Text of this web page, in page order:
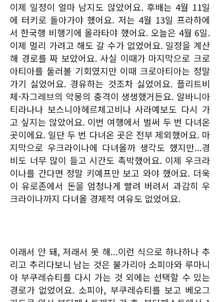
이제 일정이 얼마 남지도 않았어요. 후배는 4월 11일
에 터키로 돌아가야 했어요. 저는 4월 13일 프라하에
서 한국행 비행기에 올라타야 했어요. 오늘은 4월 6일.
이제 멀리 가려고 해도 갈 수가 없었어요. 일정을 계산
해 경로를 짜 보았어요. 사실 이때가 마지막으로 크로
아티아를 둘러볼 기회였지만 이때 크로아티아는 정말
가기 싫었어요. 경유하는 것조차 싫었어요. 플리트비
체-자그레브의 악몽의 충격이 생생했거든요. 알바니아
티라나나 보스니아헤르체고비나 사라예보도 다시 가
고 싶지는 않았어요. 이번 여행에서 벌써 두 번 다녀온
곳이에요. 일단 두 번 다녀온 곳은 전부 제외했어요. 마
지막으로 우크라이나에 다녀올까 생각도 했지만...경
비도 너무 많이 들고 시간도 촉박했어요. 이제 우크라
이나를 간다면 정말 키예프만 보고 와야 했어요. 더욱
이 유로존에서 돈을 엄청나게 빨려 버려서 과감히 우
크라이나까지 다녀올 경제적 여유도 없었어요.
이래서 안 돼, 저래서 못 해...이런 식으로 하나하나 추
리고 추리다보니 남는 것은 불가리아 소피아와 루마니
아 부쿠레슈티를 다시 가는 것 외에는 선택할 수 있는
경로가 없었어요. 소피아, 부쿠레슈티를 보고 베오그